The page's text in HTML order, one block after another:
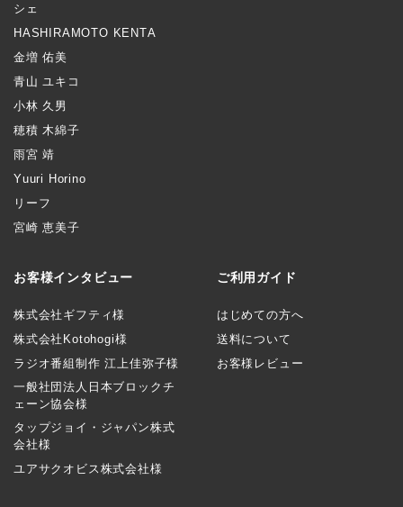
シェ
HASHIRAMOTO KENTA
金増 佑美
青山 ユキコ
小林 久男
穂積 木綿子
雨宮 靖
Yuuri Horino
リーフ
宮崎 恵美子
お客様インタビュー
株式会社ギフティ様
株式会社Kotohogi様
ラジオ番組制作 江上佳弥子様
一般社団法人日本ブロックチ
ェーン協会様
タップジョイ・ジャパン株式
会社様
ユアサクオビス株式会社様
ご利用ガイド
はじめての方へ
送料について
お客様レビュー